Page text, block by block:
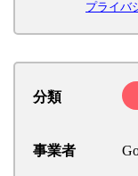
プライバ
分類
事業者